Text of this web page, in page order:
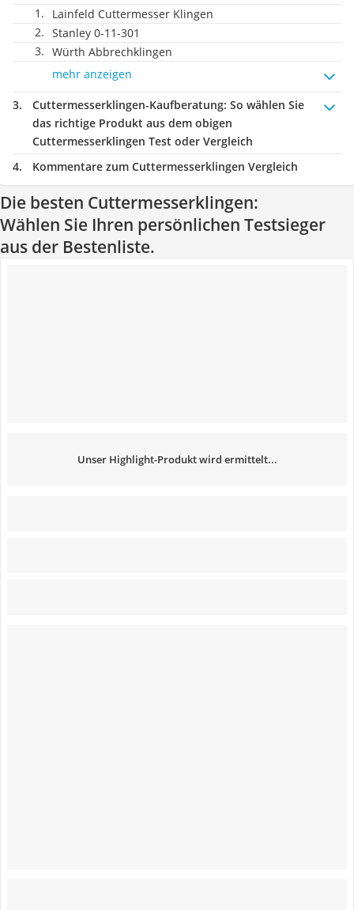
Lainfeld Cuttermesser Klingen
Stanley 0-11-301
Würth Abbrechklingen
mehr anzeigen
Cuttermesserklingen-Kaufberatung: So wählen Sie
das richtige Produkt aus dem obigen
Cuttermesserklingen Test oder Vergleich
Kommentare zum Cuttermesserklingen Vergleich
Die besten Cuttermesserklingen:
Wählen Sie Ihren persönlichen Testsieger
aus der Bestenliste.
Unser Highlight-Produkt wird ermittelt...